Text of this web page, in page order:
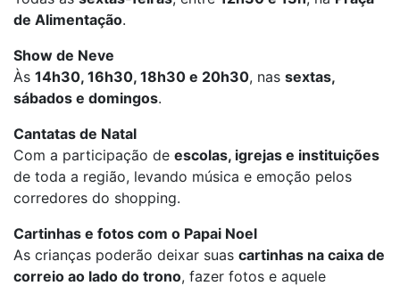
de Alimentação.
Show de Neve
Às 14h30, 16h30, 18h30 e 20h30, nas sextas,
sábados e domingos.
Cantatas de Natal
Com a participação de escolas, igrejas e instituições
de toda a região, levando música e emoção pelos
corredores do shopping.
Cartinhas e fotos com o Papai Noel
As crianças poderão deixar suas cartinhas na caixa de
correio ao lado do trono, fazer fotos e aquele